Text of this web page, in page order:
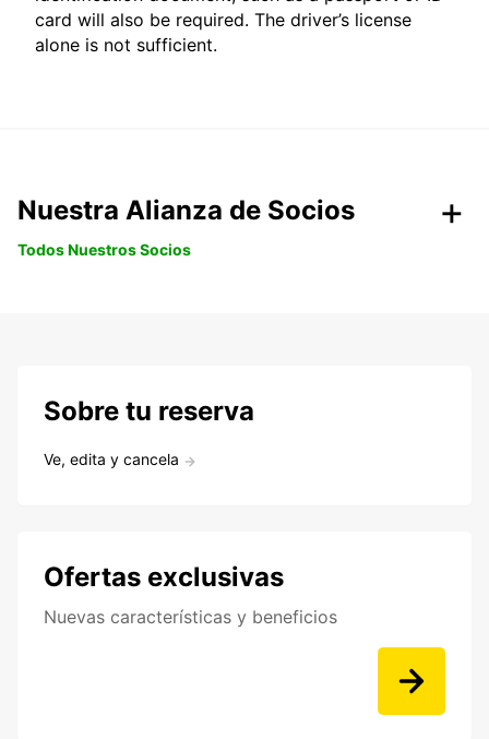
card will also be required. The driver’s license
alone is not sufficient.
Nuestra Alianza de Socios
Todos Nuestros Socios
Sobre tu reserva
Ve, edita y cancela
Ofertas exclusivas
Nuevas características y beneficios